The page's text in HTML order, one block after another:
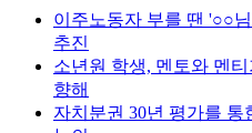
이주노동자 부를 땐 '○○
추진
소년원 학생, 멘토와 멘
향해
자치분권 30년 평가를 통